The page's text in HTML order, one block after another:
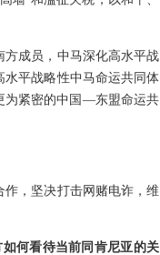
方成员，中马深化高水平战
水平战略性中马命运共同体
为紧密的中国—东盟命运共
作，坚决打击网赌电诈，维
何看待当前同肯尼亚的关